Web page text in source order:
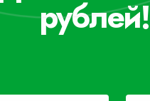
рублей!